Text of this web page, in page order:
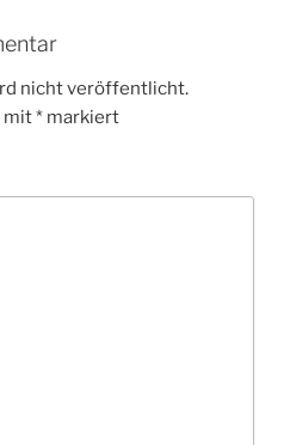
nicht veröffentlicht.
mit* markiert